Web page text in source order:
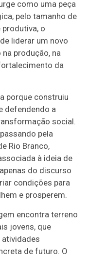
como uma peça
pelo tamanho de
produtiva, o
liderar um novo
produção, na
da
porque construiu
defendendo a
social.
pela
Rio Branco,
à ideia de
do discurso
condições para
e prosperem.
encontra terreno
jovens, que
de futuro. O